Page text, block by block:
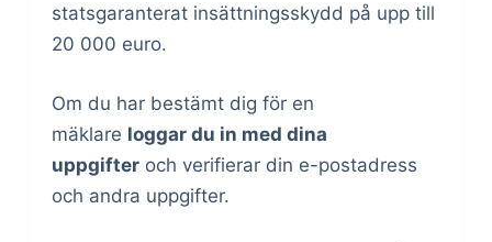
statsgaranterat insättningsskydd på upp till
20 000 euro.
Om du har bestämt dig för en
mäklare loggar du in med dina
uppgifteroch verifierar din e-postadress
och andra uppgifter.